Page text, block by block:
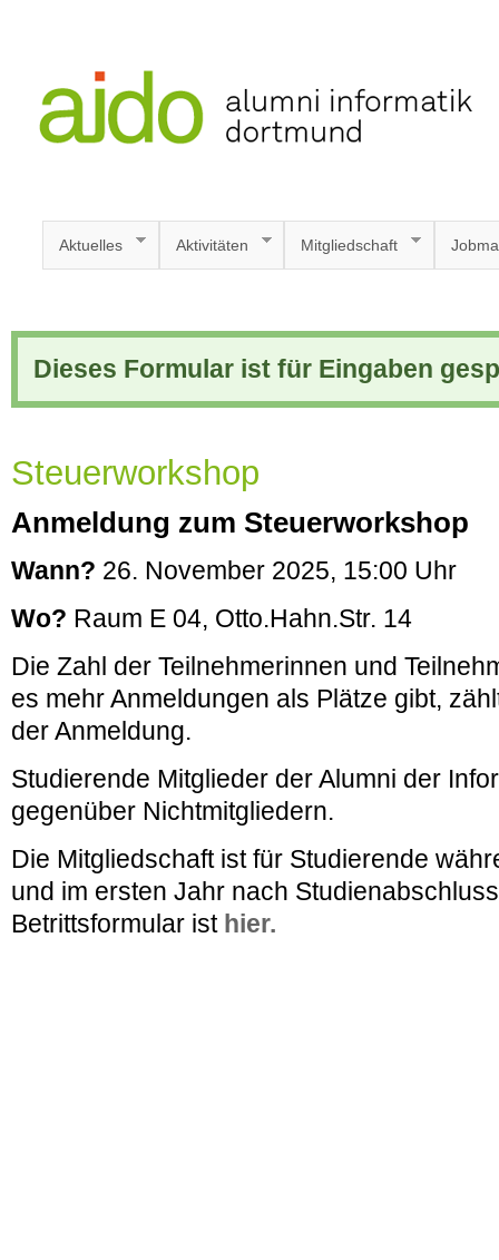
Aktuelles Aktivitäten Mitgliedschaft
Dieses Formular ist für Eingaben
Steuerworkshop
Anmeldung zum Steuerworkshop
Wann? 26. November 2025, 15:00 Uhr
Wo? Raum E 04, Otto.Hahn.Str. 14
Die Zahl der Teilnehmerinnen und
es mehr Anmeldungen als Plätze gibt,
der Anmeldung.
Studierende Mitglieder der Alumni der
gegenüber Nichtmitgliedern.
Die Mitgliedschaft ist für Studierende
und im ersten Jahr nach
Betrittsformular ist hier.